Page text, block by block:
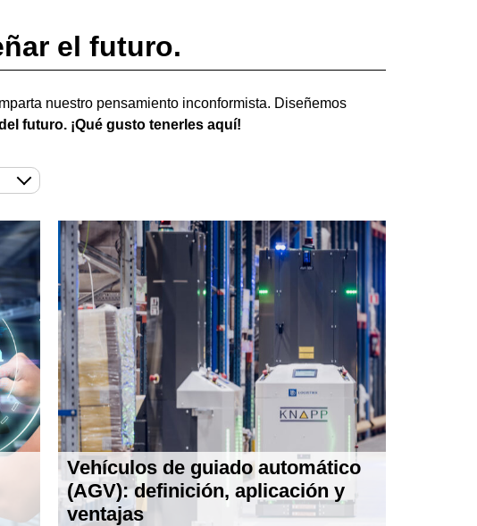
el futuro.
nuestro pensamiento inconformista. Diseñemos
futuro. ¡Qué gusto tenerles aquí!
Vehículos de guiado automático
(AGV): definición, aplicación y
ventajas